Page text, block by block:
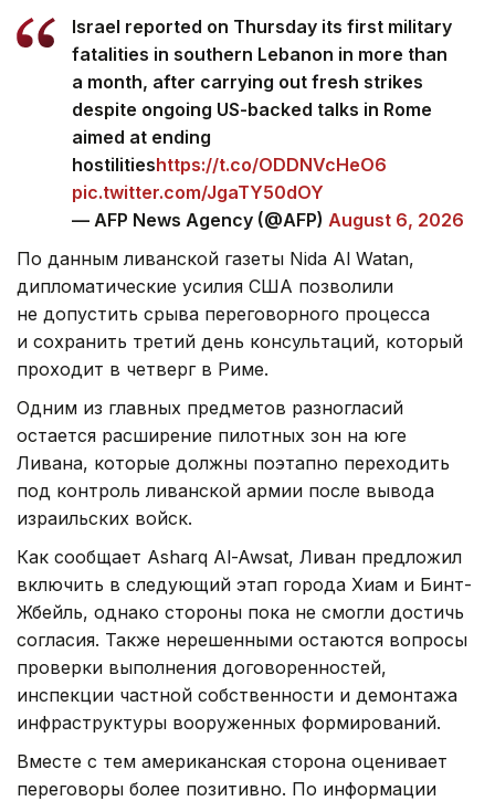
Israel reported on Thursday its first military
fatalities in southern Lebanon in more than
a month, after carrying out fresh strikes
despite ongoing US-backed talks in Rome
aimed at ending
hostilitieshttps://t.co/ODDNVcHeO6
pic.twitter.com/JgaTY50dOY
— AFP News Agency (@AFP) August 6, 2026
По данным ливанской газеты Nida Al Watan,
дипломатические усилия США позволили
не допустить срыва переговорного процесса
и сохранить третий день консультаций, который
проходит в четверг в Риме.
Одним из главных предметов разногласий
остается расширение пилотных зон на юге
Ливана, которые должны поэтапно переходить
под контроль ливанской армии после вывода
израильских войск.
Как сообщает Asharq Al-Awsat, Ливан предложил
включить в следующий этап города Хиам и Бинт-
Жбейль, однако стороны пока не смогли достичь
согласия. Также нерешенными остаются вопросы
проверки выполнения договоренностей,
инспекции частной собственности и демонтажа
инфраструктуры вооруженных формирований.
Вместе с тем американская сторона оценивает
переговоры более позитивно. По информации